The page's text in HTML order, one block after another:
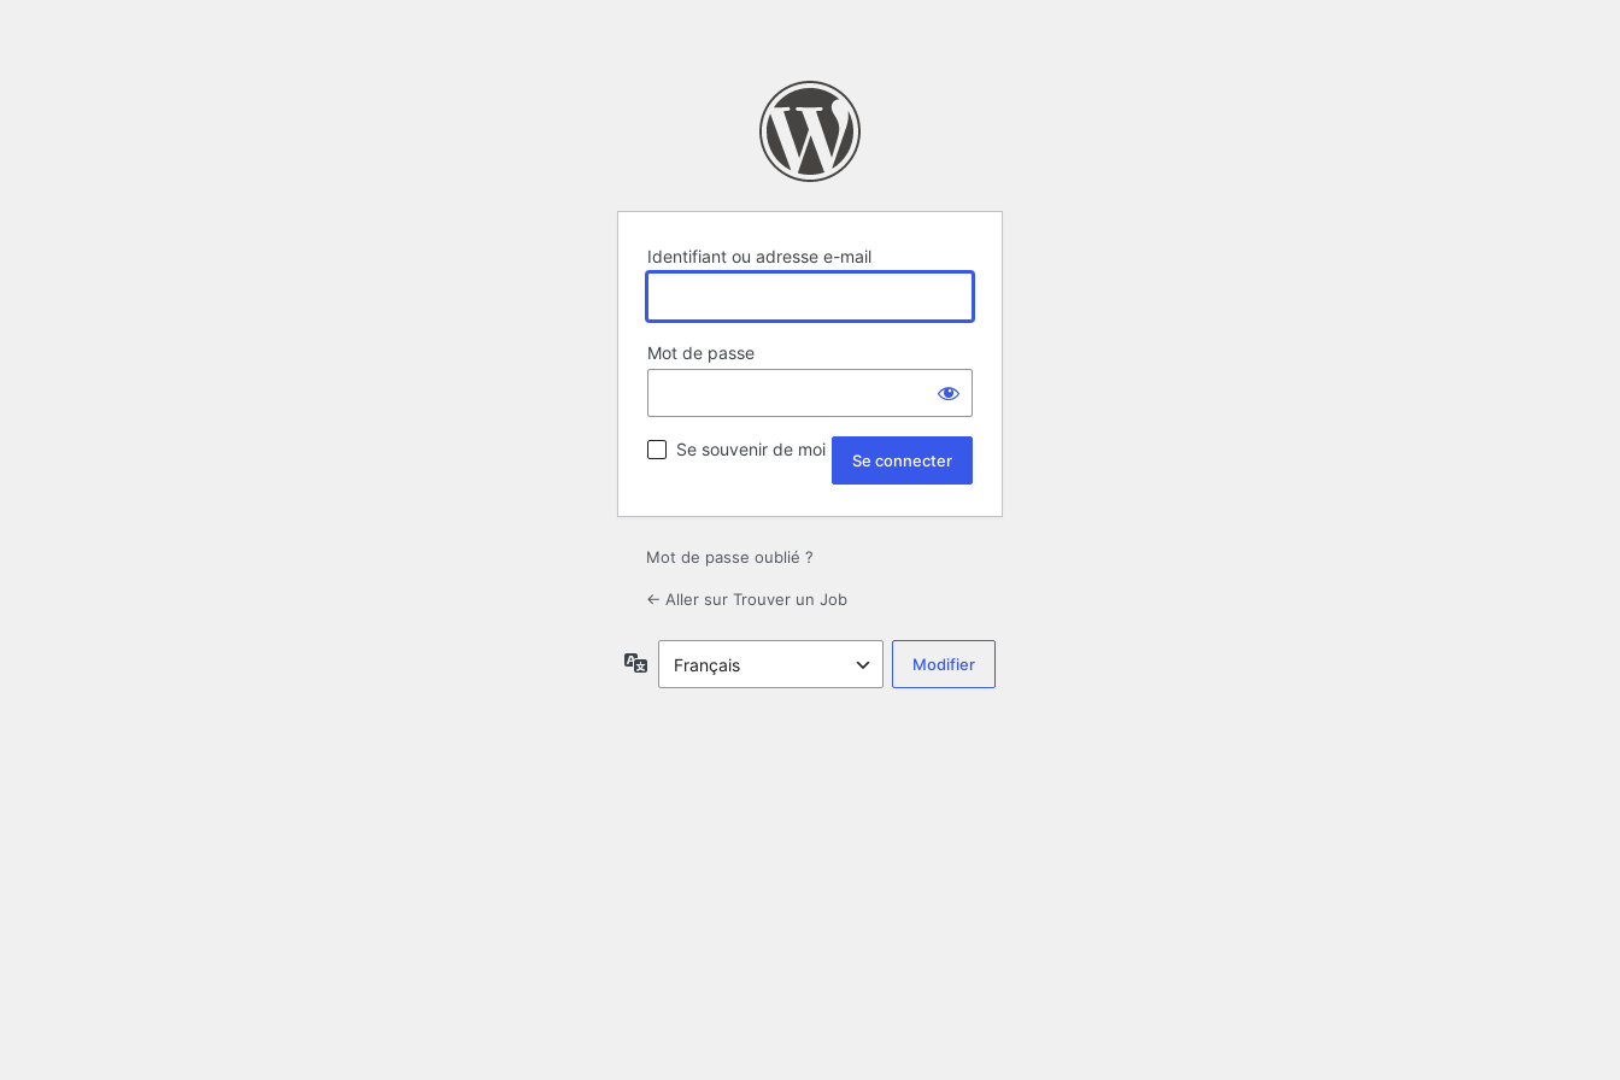
Identifiant ou adresse e-mail
Mot de passe
Se souvenir de moi
Mot de passe oublié ?
← Aller sur Trouver un Job
Langue